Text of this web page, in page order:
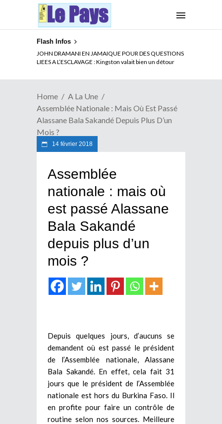
Flash Infos
JOHN DRAMANI EN JAMAIQUE POUR DES QUESTIONS
LIEES A L’ESCLAVAGE : Kingston valait bien un détour
Home
A La Une
Assemblée Nationale : Mais Où Est Passé
Alassane Bala Sakandé Depuis Plus D’un
Mois ?
14 février 2018
Assemblée
nationale : mais où
est passé Alassane
Bala Sakandé
depuis plus d’un
mois ?
Depuis quelques jours, d’aucuns se
demandent où est passé le président
de l’Assemblée nationale, Alassane
Bala Sakandé. En effet, cela fait 31
jours que le président de l’Assemblée
nationale est hors du Burkina Faso. Il
en profite pour faire un contrôle de
routine selon nos sources. Meilleure